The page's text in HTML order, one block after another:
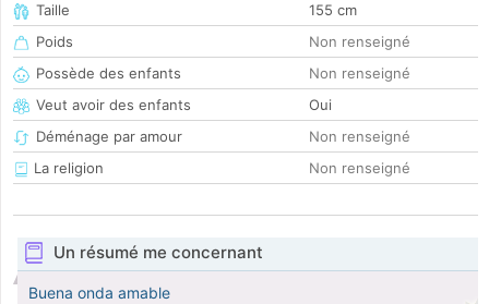
Taille
155 cm
Poids
Non renseigné
Possède des enfants
Non renseigné
Veut avoir des enfants
Oui
Déménage par amour
Non renseigné
La religion
Non renseigné
Un résumé me concernant
Buena onda amable